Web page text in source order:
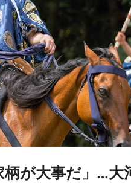
が大事だ」…大